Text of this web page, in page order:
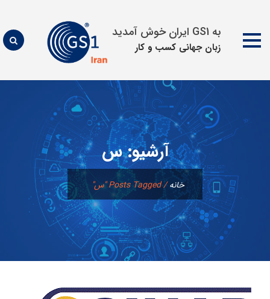
به GS1 ایران خوش آمدید
زبان جهانی كسب و كار
محتوا
آرشیو:س
خانه/Posts Tagged "س"